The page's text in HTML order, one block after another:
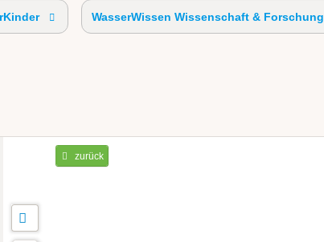
WasserWissen Wissenschaft & Forschung
zurück